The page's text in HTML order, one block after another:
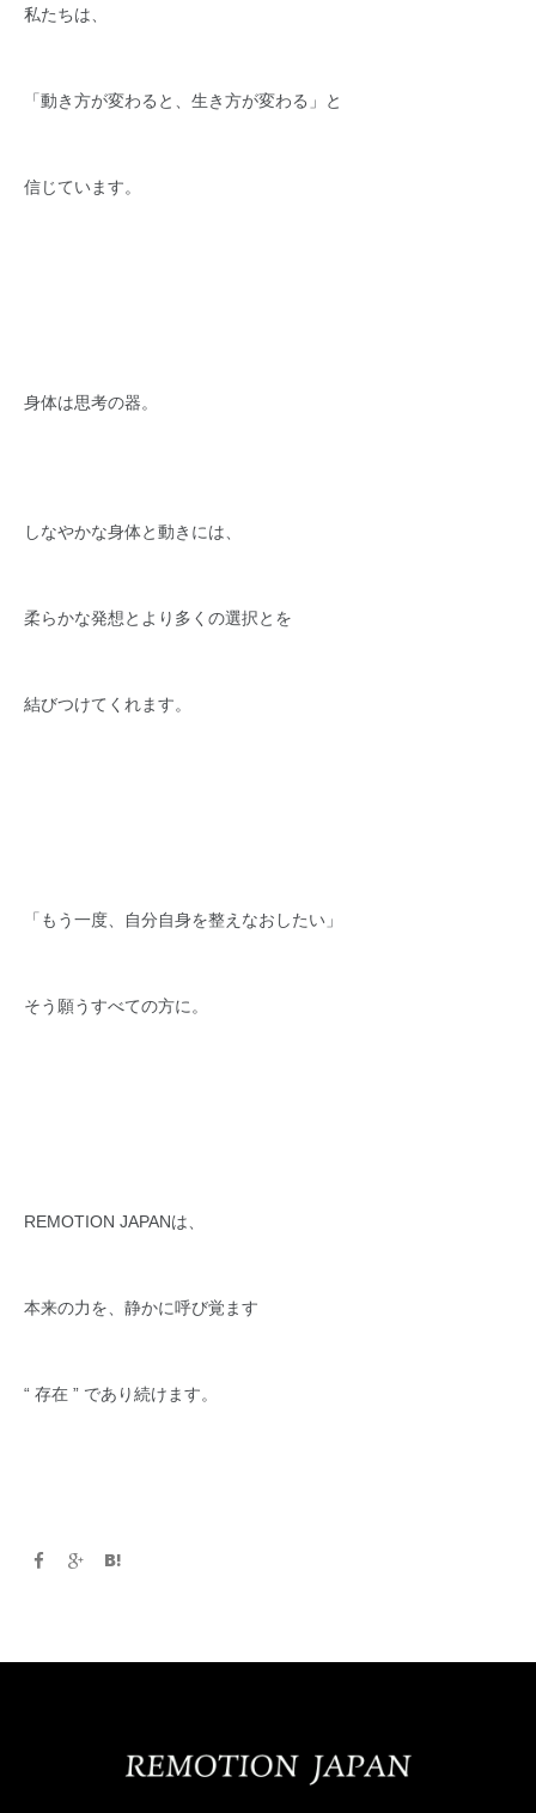
私たちは、
「動き方が変わると、生き方が変わる」と
信じています。
身体は思考の器。
しなやかな身体と動きには、
柔らかな発想とより多くの選択とを
結びつけてくれます。
「もう一度、自分自身を整えなおしたい」
そう願うすべての方に。
REMOTION JAPANは、
本来の力を、静かに呼び覚ます
“ 存在 ” であり続けます。